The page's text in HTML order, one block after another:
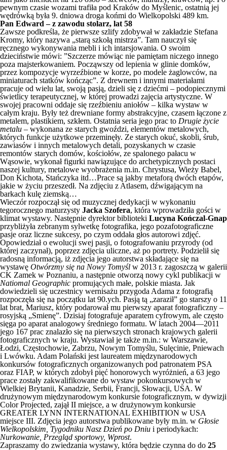
pewnym czasie wozami trafiła pod Kraków do Myślenic, ostatnią jej
wędrówką była 9. dniowa droga końmi do Wielkopolski 489 km.
Pan Edward – z zawodu stolarz, lat 58
Zawsze podkreśla, że pierwsze szlify zdobywał w zakładzie Stefana
Kromy, który nazywa „starą szkołą mistrza”. Tam nauczył się
ręcznego wykonywania mebli i ich intarsjowania. O swoim
dzieciństwie mówi: ”Szczerze mówiąc nie pamiętam niczego innego
poza majsterkowaniem. Począwszy od lepienia w glinie domków,
przez kompozycje wyrzeźbione w korze, po modele żaglowców, na
miniaturach statków kończąc”. Z drewnem i innymi materiałami
pracuje od wielu lat, swoją pasją, dzieli się z dziećmi – podopiecznymi
świetlicy terapeutycznej, w której prowadzi zajęcia artystyczne. W
swojej pracowni oddaje się rzeźbieniu aniołów – kilka wystaw w
całym kraju. Były też drewniane formy abstrakcyjne, czasem łączone z
metalem, plastikiem, szkłem. Ostatnia seria jego prac to Drugie życie
metalu – wykonana ze starych gwoździ, elementów metalowych,
których funkcje użytkowe przeminęły. Ze starych okuć, skobli, śrub,
zawiasów i innych metalowych detali, pozyskanych w czasie
remontów starych domów, kościołów, ze spalonego pałacu w
Wąsowie, wykonał figurki nawiązujące do archetypicznych postaci
naszej kultury, metalowe wyobrażenia m.in. Chrystusa, Wieży Babel,
Don Kichota, Stańczyka itd…Prace są jakby metaforą dwóch etapów,
jakie w życiu przeszedł. Na zdjęciu z Atlasem, dźwigającym na
barkach kulę ziemską…
Wieczór rozpoczął się od muzycznej dedykacji w wykonaniu
tegorocznego maturzysty Jacka Szofera, która wprowadziła gości w
klimat wystawy. Następnie dyrektor biblioteki Lucyna Kończal-Gnap
przybliżyła zebranym sylwetkę fotografika, jego pozafotograficzne
pasje oraz liczne sukcesy, po czym oddała głos autorowi zdjęć.
Opowiedział o ewolucji swej pasji, o fotografowaniu przyrody (od
której zaczynał), poprzez zdjęcia uliczne, aż po portrety. Podzielił się
radosną informacją, iż zdjęcia jego autorstwa składające się na
wystawę Otwórzmy się na Nowy Tomyśl w 2013 r. zagoszczą w galerii
CK Zamek w Poznaniu, a następnie otworzą nowy cykl publikacji w
Natiomal Geographic promujących małe, polskie miasta. Jak
dowiedzieli się uczestnicy wernisażu przygoda Adama z fotografią
rozpoczęła się na początku lat 90.ych. Pasją tą „zaraził” go starszy o 11
lat brat, Mariusz, który podarował mu pierwszy aparat fotograficzny –
rosyjską „Smienę”. Dzisiaj fotografuje aparatem cyfrowym, ale często
sięga po aparat analogowy średniego formatu. W latach 2004—2011
jego 167 prac znalazło się na pierwszych stronach krajowych galerii
fotograficznych w kraju. Wystawiał je także m.in.: w Warszawie,
Łodzi, Częstochowie, Zabrzu, Nowym Tomyślu, Sulęcinie, Pniewach
i Lwówku. Adam Polański jest laureatem międzynarodowych
konkursów fotograficznych organizowanych pod patronatem PSA
oraz FIAP, w których zdobył pięć honorowych wyróżnień, a 63 jego
prace zostały zakwalifikowane do wystaw pokonkursowych w
Wielkiej Brytanii, Kanadzie, Serbii, Francji, Słowacji, USA. W
drużynowym międzynarodowym konkursie fotograficznym, w dywizji
Color Projected, zajął II miejsce, a w drużynowym konkursie
GREATER LYNN INTERNATIONAL EXHIBITION w USA
miejsce III. Zdjęcia jego autorstwa publikowane były m.in. w Głosie
Wielkopolskim, Tygodniku Nasz Dzień po Dniu i periodykach:
Nurkowanie, Przegląd sportowy, Wprost.
Zapraszamy do zwiedzania wystawy, która będzie czynna do do 25